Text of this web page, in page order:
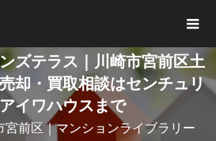
ズテラス｜川崎市宮前区土
却・買取相談はセンチュリ
イワハウスまで
宮前区｜マンションライブラリー